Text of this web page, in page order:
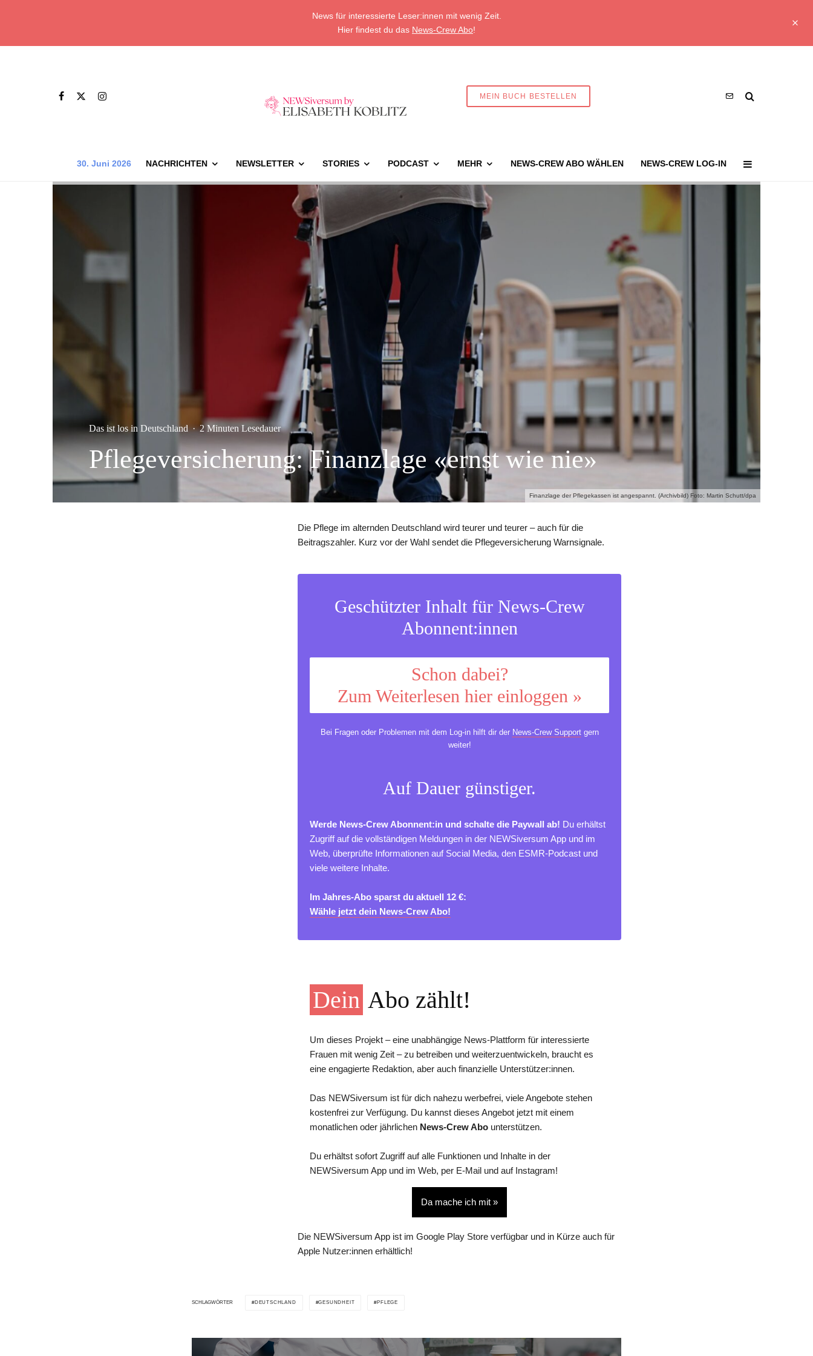
News für interessierte Leser:innen mit wenig Zeit.
Hier findest du das News-Crew Abo!
MEIN BUCH BESTELLEN
30. Juni 2026 NACHRICHTEN NEWSLETTER STORIES PODCAST MEHR NEWS-CREW ABO WÄHLEN NEWS-CREW LOG-IN
Finanzlage der Pflegekassen ist angespannt. (Archivbild) Foto: Martin Schutt/dpa
Das ist los in Deutschland · 2 Minuten Lesedauer
Pflegeversicherung: Finanzlage «ernst wie nie»
Die Pflege im alternden Deutschland wird teurer und teurer – auch für die
Beitragszahler. Kurz vor der Wahl sendet die Pflegeversicherung Warnsignale.
Geschützter Inhalt für News-Crew
Abonnent:innen
Schon dabei?
Zum Weiterlesen hier einloggen »
Bei Fragen oder Problemen mit dem Log-in hilft dir der News-Crew Supportgern
weiter!
Auf Dauer günstiger.
Werde News-Crew Abonnent:in und schalte die Paywall ab! Du erhältst
Zugriff auf die vollständigen Meldungen in der NEWSiversum App und im
Web, überprüfte Informationen auf Social Media, den ESMR-Podcast und
viele weitere Inhalte.
Im Jahres-Abo sparst du aktuell 12 €:
Wähle jetzt dein News-Crew Abo!
Dein Abo zählt!
Um dieses Projekt – eine unabhängige News-Plattform für interessierte
Frauen mit wenig Zeit – zu betreiben und weiterzuentwickeln, braucht es
eine engagierte Redaktion, aber auch finanzielle Unterstützer:innen.
Das NEWSiversum ist für dich nahezu werbefrei, viele Angebote stehen
kostenfrei zur Verfügung. Du kannst dieses Angebot jetzt mit einem
monatlichen oder jährlichen News-Crew Abo unterstützen.
Du erhältst sofort Zugriff auf alle Funktionen und Inhalte in der
NEWSiversum App und im Web, per E-Mail und auf Instagram!
Da mache ich mit »
Die NEWSiversum App ist im Google Play Store verfügbar und in Kürze auch für
Apple Nutzer:innen erhältlich!
SCHLAGWÖRTER DEUTSCHLAND GESUNDHEIT PFLEGE